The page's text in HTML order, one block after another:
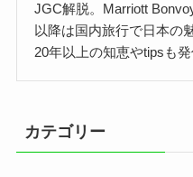
JGC解脱。Marriott
以降は国内旅行で日本の
20年以上の知恵やtipsも発
カテゴリー